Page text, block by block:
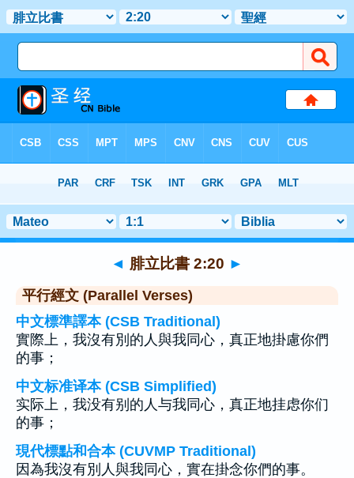
> 聖經金句 20
◄ 腓立比書 2:20 ►
平行經文 (Parallel Verses)
中文標準譯本 (CSB Traditional)
實際上，我沒有別的人與我同心，真正地掛慮你們
的事；
中文标准译本 (CSB Simplified)
实际上，我没有别的人与我同心，真正地挂虑你们
的事；
現代標點和合本 (CUVMP Traditional)
因為我沒有別人與我同心，實在掛念你們的事。